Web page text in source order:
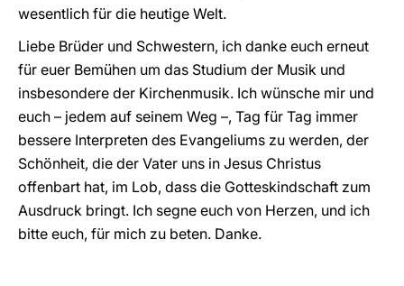
wesentlich für die heutige Welt.
Liebe Brüder und Schwestern, ich danke euch erneut
für euer Bemühen um das Studium der Musik und
insbesondere der Kirchenmusik. Ich wünsche mir und
euch – jedem auf seinem Weg –, Tag für Tag immer
bessere Interpreten des Evangeliums zu werden, der
Schönheit, die der Vater uns in Jesus Christus
offenbart hat, im Lob, dass die Gotteskindschaft zum
Ausdruck bringt. Ich segne euch von Herzen, und ich
bitte euch, für mich zu beten. Danke.